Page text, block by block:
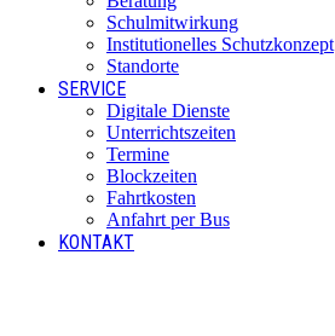
Schulmitwirkung
Institutionelles Schutzkonzept
Standorte
SERVICE
Digitale Dienste
Unterrichtszeiten
Termine
Blockzeiten
Fahrtkosten
Anfahrt per Bus
KONTAKT